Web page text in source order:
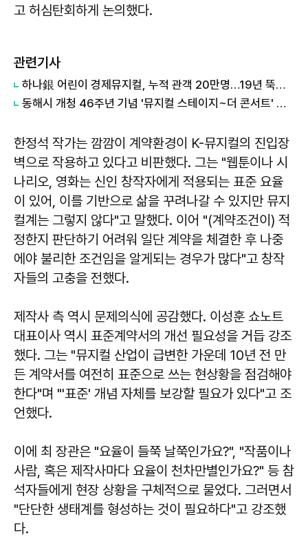
고 허심탄회하게 논의했다.
관련기사
하나銀 어린이 경제뮤지컬, 누적 관객 20만명…19년 뚝심 결실
동해시 개청 46주년 기념 '뮤지컬 스테이지~더 콘서트' 성황…소냐·손준호, 감동의 무대로 시민과 하나 되다
한정석 작가는 깜깜이 계약환경이 K-뮤지컬의 진입장
벽으로 작용하고 있다고 비판했다. 그는 "웹툰이나 시
나리오, 영화는 신인 창작자에게 적용되는 표준 요율
이 있어, 이를 기반으로 삶을 꾸려나갈 수 있지만 뮤지
컬계는 그렇지 않다"고 말했다. 이어 "(계약조건이) 적
정한지 판단하기 어려워 일단 계약을 체결한 후 나중
에야 불리한 조건임을 알게되는 경우가 많다"고 창작
자들의 고충을 전했다.
제작사 측 역시 문제의식에 공감했다. 이성훈 쇼노트
대표이사 역시 표준계약서의 개선 필요성을 거듭 강조
했다. 그는 "뮤지컬 산업이 급변한 가운데 10년 전 만
든 계약서를 여전히 표준으로 쓰는 현상황을 점검해야
한다"며 "'표준' 개념 자체를 보강할 필요가 있다"고 조
언했다.
이에 최 장관은 "요율이 들쭉 날쭉인가요?", "작품이나
사람, 혹은 제작사마다 요율이 천차만별인가요?" 등 참
석자들에게 현장 상황을 구체적으로 물었다. 그러면서
"단단한 생태계를 형성하는 것이 필요하다"고 강조했
다.